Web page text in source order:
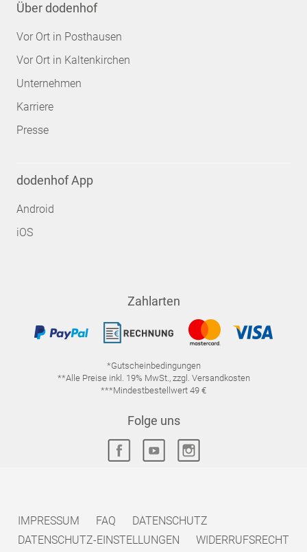
Über dodenhof
Vor Ort in Posthausen
Vor Ort in Kaltenkirchen
Unternehmen
Karriere
Presse
dodenhof App
Android
iOS
Zahlarten
*Gutscheinbedingungen
**Alle Preise inkl. 19% MwSt., zzgl. Versandkosten
***Mindestbestellwert 49 €
Folge uns
IMPRESSUM FAQ
DATENSCHUTZ
DATENSCHUTZ-EINSTELLUNGEN
WIDERRUFSRECHT